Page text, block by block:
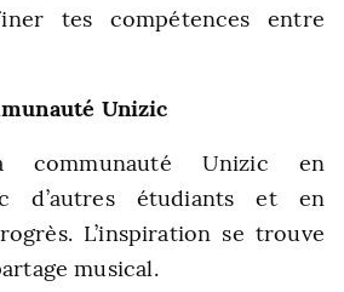
tes compétences entre
Unizic
communauté Unizic en
d’autres étudiants et en
L’inspiration se trouve
musical.